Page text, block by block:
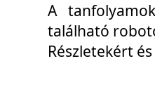
A
található
Részletekért